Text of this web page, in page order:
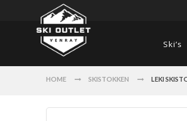
Ski’s
HOME SKISTOKKEN LEKI